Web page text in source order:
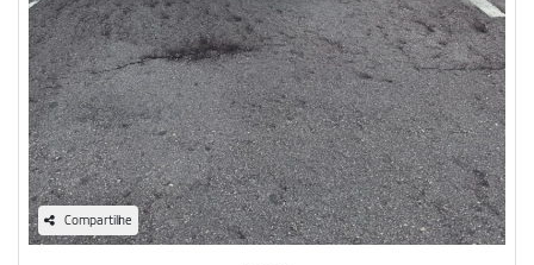
Compartilhe